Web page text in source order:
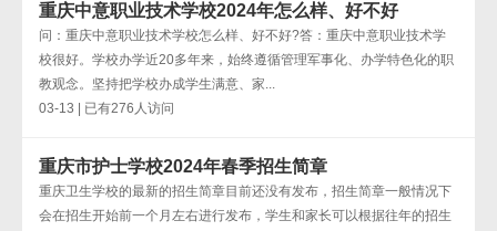
重庆中意职业技术学校2024年怎么样、好不好
问：重庆中意职业技术学校怎么样、好不好?答：重庆中意职业技术学
校很好。学校办学近20多年来，始终遵循管理军事化、办学特色化的职
教观念。坚持把学校办成学生满意、家...
03-13 | 已有276人访问
重庆市护士学校2024年春季招生简章
重庆卫生学校的最新的招生简章目前还没有发布，招生简章一般情况下
会在招生开始前一个月左右进行发布，学生和家长可以根据往年的招生